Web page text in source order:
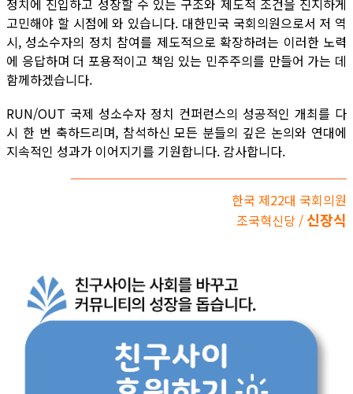
정치에 진입하고 성장할 수 있는 구조와 제도적 조건을 진지하게
고민해야 할 시점에 와 있습니다. 대한민국 국회의원으로서 저 역
시, 성소수자의 정치 참여를 제도적으로 확장하려는 이러한 노력
에 응답하며 더 포용적이고 책임 있는 민주주의를 만들어 가는 데
함께하겠습니다.
RUN/OUT 국제 성소수자 정치 컨퍼런스의 성공적인 개최를 다
시 한 번 축하드리며, 참석하신 모든 분들의 깊은 논의와 연대에
지속적인 성과가 이어지기를 기원합니다. 감사합니다.
한국 제22대 국회의원
조국혁신당 / 신장식